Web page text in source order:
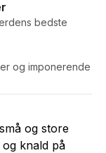
bedste
og imponerende
og store
knald på